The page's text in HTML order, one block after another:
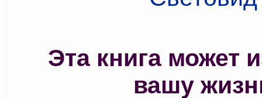
Эта книга может
вашу